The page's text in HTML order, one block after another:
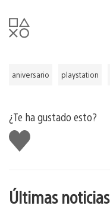
aniversario playstation
¿Te ha gustado esto?
Me
gusta
Últimas noticias